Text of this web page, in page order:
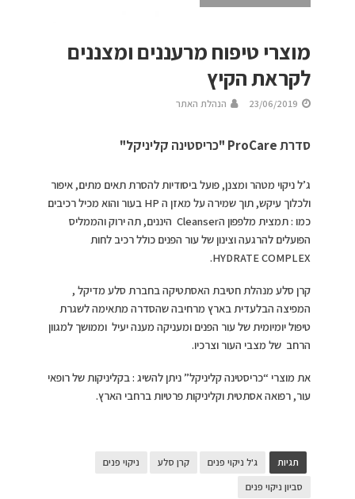
מוצרי טיפוח מרעננים ומצננים
לקראת הקיץ
23/06/2019 הנהלת האתר
סדרת ProCare "כריסטינה קליניקל"
ג’ל ניקוי מטהר ומצנן, פועל ביסודיות להסרת תאים מתים, איפור
ולכלוך עיקש, תוך שמירה על מאזן ה HP בעור והוא מכיל רכיבים
כמו : תמצית מלפפון הCleanser היננים, תה ירוק והממליס
הפועלים להרגעה וצינון של עור הפנים כולל רכיב לחות
HYDRATE COMPLEX.
קרן סלע מנהלת חטיבת האסתטיקה בחברת סלע מדיקל ,
המפיצה הבלעדית בארץ מרחיבה שהסדרה מתאימה לשגרת
טיפול יומיומית של עור הפנים ומעניקה מענה יעיל וממושך למגוון
הרחב של מצבי העור וצרכיו.
את מוצרי “כריסטינה קליניקל” ניתן להשיג : בקליניקות של רופאי
עור, רפואה אסתטית וקליניקות פרטיות ברחבי הארץ.
תגיות ג'ל ניקוי פנים קרן סלע
ניקוי פנים
סביון ניקוי פנים